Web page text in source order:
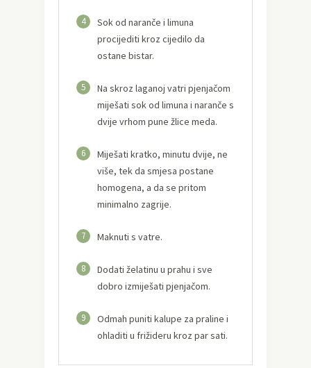
4
Sok od naranče i limuna
procijediti kroz cijedilo da
ostane bistar.
5
Na skroz laganoj vatri pjenjačom
miješati sok od limuna i naranče s
dvije vrhom pune žlice meda.
6
Miješati kratko, minutu dvije, ne
više, tek da smjesa postane
homogena, a da se pritom
minimalno zagrije.
7 Maknuti s vatre.
8
Dodati želatinu u prahu i sve
dobro izmiješati pjenjačom.
9
Odmah puniti kalupe za praline i
ohladiti u frižideru kroz par sati.